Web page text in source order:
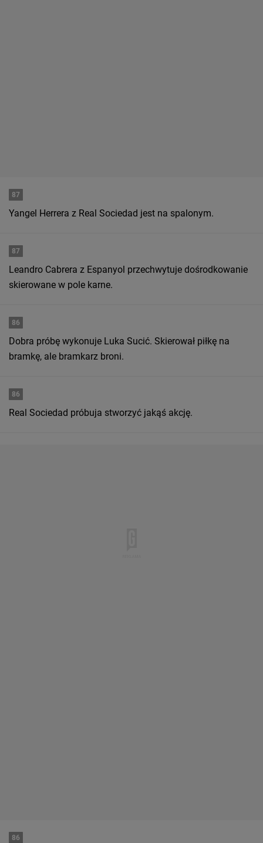
87
Yangel Herrera z Real Sociedad jest na spalonym.
87
Leandro Cabrera z Espanyol przechwytuje dośrodkowanie
skierowane w pole karne.
86
Dobra próbę wykonuje Luka Sucić. Skierował piłkę na
bramkę, ale bramkarz broni.
86
Real Sociedad próbuja stworzyć jakąś akcję.
86